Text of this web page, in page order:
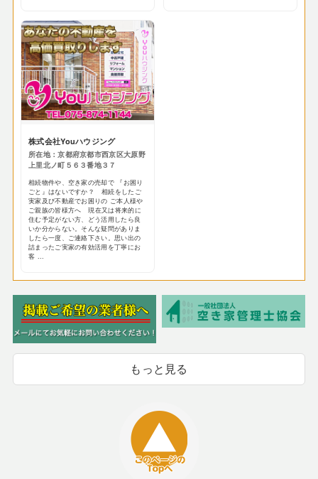
株式会社Youハウジング
所在地：京都府京都市西京区大原野
上里北ノ町５６３番地３７
相続物件や、空き家の売却で 『お困り
ごと』はないですか？ 相続をしたご
実家及び不動産でお困りの ご本人様や
ご親族の皆様方へ 現在又は将来的に
住む予定がない方、どう活用したら良
いか分からない。そんな疑問がありま
したら一度、ご連絡下さい。思い出の
詰まったご実家の有効活用を丁寧にお
客 ...
もっと見る